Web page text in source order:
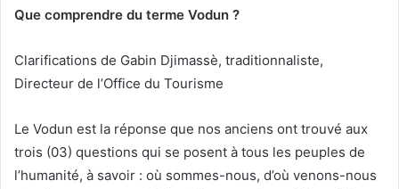
Que comprendre du terme Vodun ?
Clarifications de Gabin Djimassè, traditionnaliste,
Directeur de l’Office du Tourisme
Le Vodun est la réponse que nos anciens ont trouvé aux
trois (03) questions qui se posent à tous les peuples de
l’humanité, à savoir : où sommes-nous, d’où venons-nous